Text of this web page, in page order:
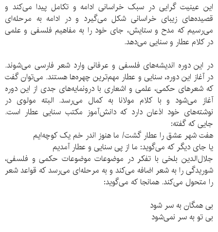
این عینیت گرایی در سبک خراسانی ادامه و تکامل پیدا می‌کند و
قصیده‌های زیبای خراسانی شکل می‌گیرد و در ادامه به مرحله‌ای
می‌رسیم که مدح و ستایش، جای خود را به مفاهیم فلسفی و علمی
در کلام عطار و سنایی می‌دهد.
در این دوره اندیشه‌های فلسفی و عرفانی وارد شعر فارسی می‌شوند.
در آغاز این دوره، سنایی و عطار مهم‌ترین چهره‌ها هستند. می‌توان گفت
که شعرهای حکمی، علمی و اشعاری با درونمایه‌های جدی از این دوره
آغاز می‌شود و با کلام مولانا به کمال می‌رسد. البته مولوی در
نوشته‌های خود اذعان دارد که دانش‌آموز مکتب سنایی عطار است.
جایی که گفته:
هفت شهر عشق را عطار گشت/ ما هنوز اندر خم یک کوچه‌ایم
یا جای دیگر که می‌گوید: ما از پی سنایی و عطار آمدیم
جلال‌الدین بلخی با تفکر در موضوعات موضوعات حکمی و فلسفی،
شوریدگی را به شعر اضافه می‌کند و به مرحله‌ای می‌رسد که قواعد شعر
را متحول می‌کند. همانجا که می‌گوید:
بی همگان به سر شود
بی تو به سر نمی‌شود